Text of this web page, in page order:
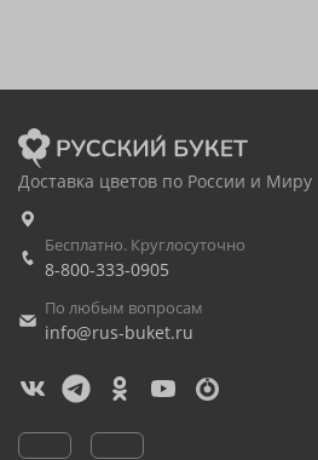
Доставка цветов по России и Миру
Бесплатно. Круглосуточно
8-800-333-0905
По любым вопросам
info@rus-buket.ru